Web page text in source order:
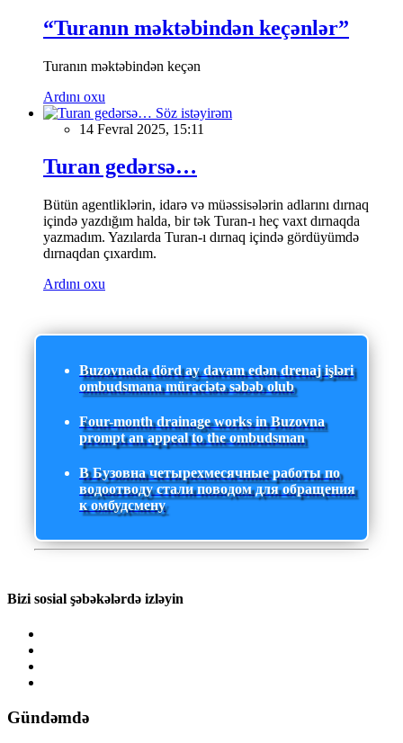
“Turanın məktəbindən keçənlər”
Turanın məktəbindən keçən
Ardını oxu
Söz istəyirəm
14 Fevral 2025, 15:11
Turan gedərsə…
Bütün agentliklərin, idarə və müəssisələrin adlarını dırnaq
içində yazdığım halda, bir tək Turan-ı heç vaxt dırnaqda
yazmadım. Yazılarda Turan-ı dırnaq içində gördüyümdə
dırnaqdan çıxardım.
Ardını oxu
Buzovnada dörd ay davam edən drenaj işləri
ombudsmana müraciətə səbəb olub
Four-month drainage works in Buzovna
prompt an appeal to the ombudsman
В Бузовна четырехмесячные работы по
водоотводу стали поводом для обращения
к омбудсмену
Bizi sosial şəbəkələrdə izləyin
Gündəmdə